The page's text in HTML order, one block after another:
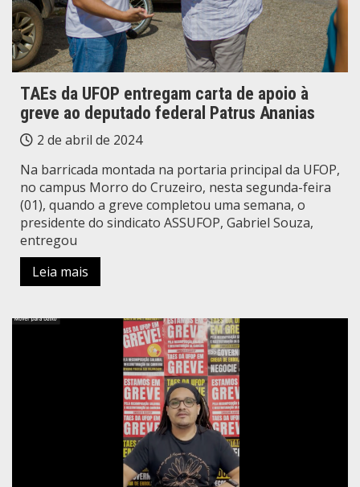
TAEs da UFOP entregam carta de apoio à
greve ao deputado federal Patrus Ananias
2 de abril de 2024
Na barricada montada na portaria principal da UFOP,
no campus Morro do Cruzeiro, nesta segunda-feira
(01), quando a greve completou uma semana, o
presidente do sindicato ASSUFOP, Gabriel Souza,
entregou
Leia mais